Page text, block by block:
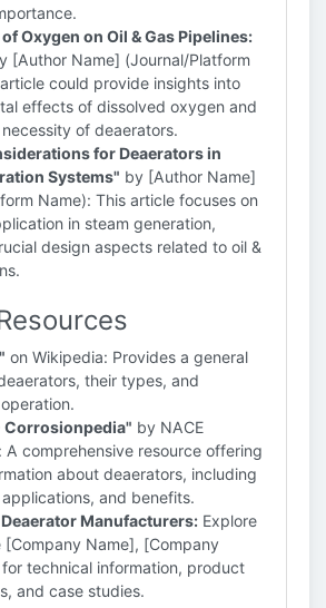
Oxygen on Oil & Gas Pipelines:
[Author Name] (Journal/Platform
could provide insights into
effects of dissolved oxygen and
of deaerators.
for Deaerators in
Systems" by [Author Name]
Name): This article focuses on
in steam generation,
design aspects related to oil &
on Wikipedia: Provides a general
their types, and
Corrosionpedia" by NACE
A comprehensive resource offering
about deaerators, including
and benefits.
Manufacturers: Explore
[Company Name], [Company
technical information, product
and case studies.